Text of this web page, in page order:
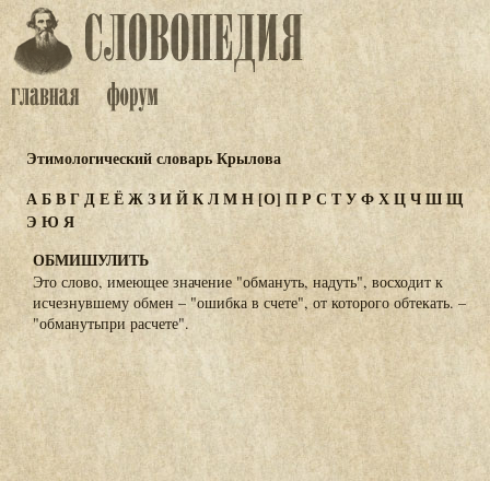
Этимологический словарь Крылова
АБВГДЕЁЖЗИЙКЛМН[О] ПРСТУФХЦЧШЩ
Э Ю Я
ОБМИШУЛИТЬ
Это слово, имеющее значение "обмануть, надуть", восходит к
исчезнувшему обмен – "ошибка в счете", от которого обтекать. –
"обманутьпри расчете".